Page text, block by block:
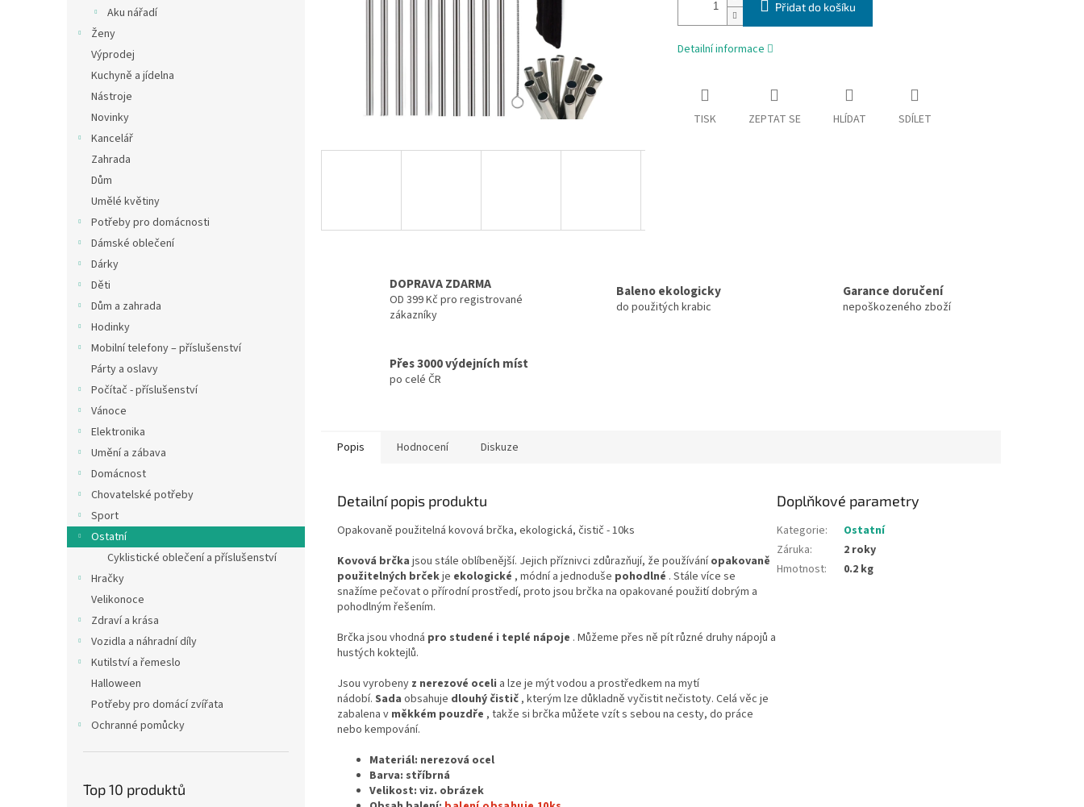
Aku nářadí
Ženy
Výprodej
Kuchyně a jídelna
Nástroje
Novinky
Kancelář
Zahrada
Dům
Umělé květiny
Potřeby pro domácnosti
Dámské oblečení
Dárky
Děti
Dům a zahrada
Hodinky
Mobilní telefony – příslušenství
Párty a oslavy
Počítač - příslušenství
Vánoce
Elektronika
Umění a zábava
Domácnost
Chovatelské potřeby
Sport
Ostatní
Cyklistické oblečení a příslušenství
Hračky
Velikonoce
Zdraví a krása
Vozidla a náhradní díly
Kutilství a řemeslo
Halloween
Potřeby pro domácí zvířata
Ochranné pomůcky
Top 10 produktů
Přidat do košíku
Detailní informace
TISK ZEPTAT SE HLÍDAT SDÍLET
DOPRAVA ZDARMA
OD 399 Kč pro registrované
zákazníky
Baleno ekologicky
do použitých krabic
Garance doručení
nepoškozeného zboží
Přes 3000 výdejních míst
po celé ČR
Popis Hodnocení Diskuze
Detailní popis produktu
Opakovaně použitelná kovová brčka, ekologická, čistič - 10ks
Kovová brčka jsou stále oblíbenější. Jejich příznivci zdůrazňují, že používáníopakovaně
použitelných brčekje ekologické , módní a jednoduše pohodlné . Stále více se
snažíme pečovat o přírodní prostředí, proto jsou brčka na opakované použití dobrým a
pohodlným řešením.
Brčka jsou vhodná pro studené i teplé nápoje . Můžeme přes ně pít různé druhy nápojů a
hustých koktejlů.
Jsou vyrobeny z nerezové oceli a lze je mýt vodou a prostředkem na mytí
nádobí. Sada obsahuje dlouhý čistič , kterým lze důkladně vyčistit nečistoty. Celá věc je
zabalena v měkkém pouzdře , takže si brčka můžete vzít s sebou na cesty, do práce
nebo kempování.
Materiál: nerezová ocel
Barva: stříbrná
Velikost: viz. obrázek
Doplňkové parametry
Kategorie:
Ostatní
Záruka:
2 roky
Hmotnost: 0.2 kg